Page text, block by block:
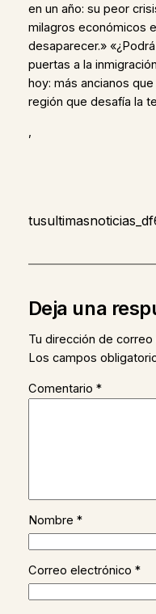
en un año: su peor
milagros económicos
desaparecer.»
puertas a la
hoy: más ancianos
región que desafía la
,
Deja una
Tu dirección de
Los campos
Comentario *
Nombre *
Correo electrónico *